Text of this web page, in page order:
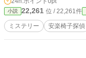
小説 22,261 位 / 22,261件
ミステリー 安楽椅子探偵